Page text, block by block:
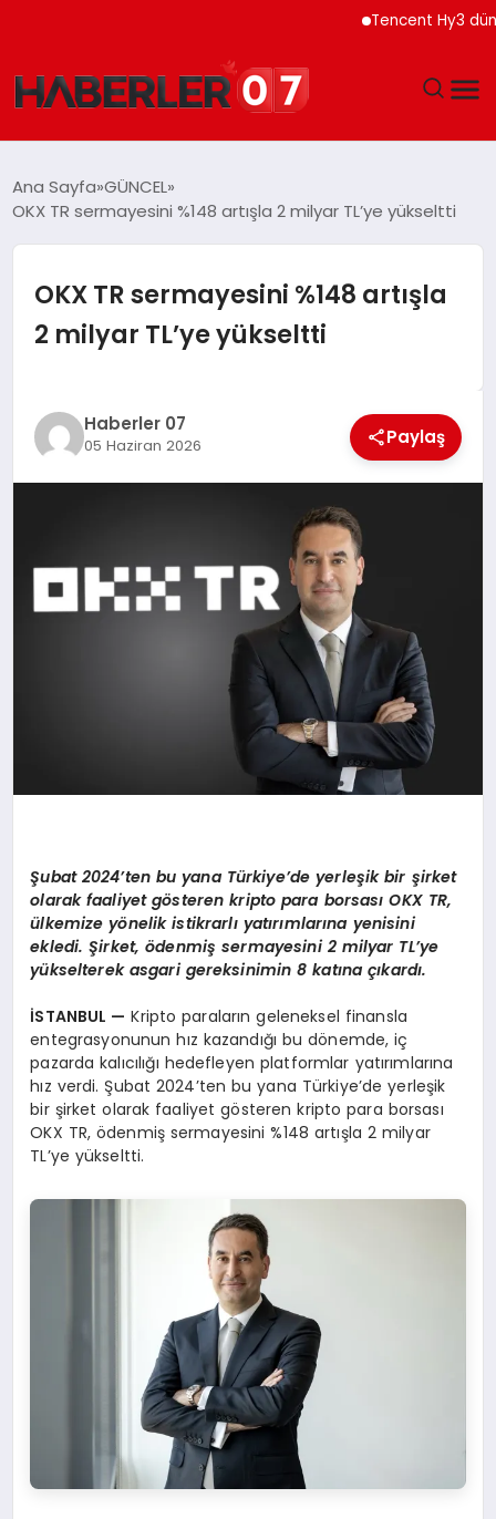
Tencent Hy3 dünya
YAŞAM
SPOR
EĞITIM
DIĞER
Ana Sayfa GÜNCEL
OKX TR sermayesini %148 artışla 2 milyar TL’ye yükseltti
OKX TR sermayesini %148 artışla
2 milyar TL’ye yükseltti
Haberler 07
05 Haziran 2026 Paylaş
Şubat 2024’ten bu yana Türkiye’de yerleşik bir şirket
olarak faaliyet gösteren kripto para borsası OKX TR,
ülkemize yönelik istikrarlı yatırımlarına yenisini
ekledi. Şirket, ödenmiş sermayesini 2 milyar TL’ye
yükselterek asgari gereksinimin 8 katına çıkardı.
İSTANBUL — Kripto paraların geleneksel finansla
entegrasyonunun hız kazandığı bu dönemde, iç
pazarda kalıcılığı hedefleyen platformlar yatırımlarına
hız verdi. Şubat 2024’ten bu yana Türkiye’de yerleşik
bir şirket olarak faaliyet gösteren kripto para borsası
OKX TR, ödenmiş sermayesini %148 artışla 2 milyar
TL’ye yükseltti.